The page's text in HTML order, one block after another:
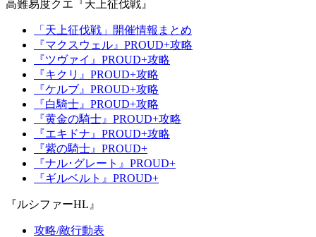
高難易度クエ『天上征伐戦』
「天上征伐戦」開催情報まとめ
『マクスウェル』PROUD+攻略
『ツヴァイ』PROUD+攻略
『キクリ』PROUD+攻略
『ケルブ』PROUD+攻略
『白騎士』PROUD+攻略
『黄金の騎士』PROUD+攻略
『エキドナ』PROUD+攻略
『紫の騎士』PROUD+
『ナル･グレート』PROUD+
『ギルベルト』PROUD+
『ルシファーHL』
攻略/敵行動表